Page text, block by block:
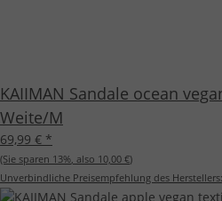
KAIIMAN Sandale ocean
Weite/M
69,99 € *
(Sie sparen 13%, also 10,00 €)
Unverbindliche Preisempfehlung des Herstellers: